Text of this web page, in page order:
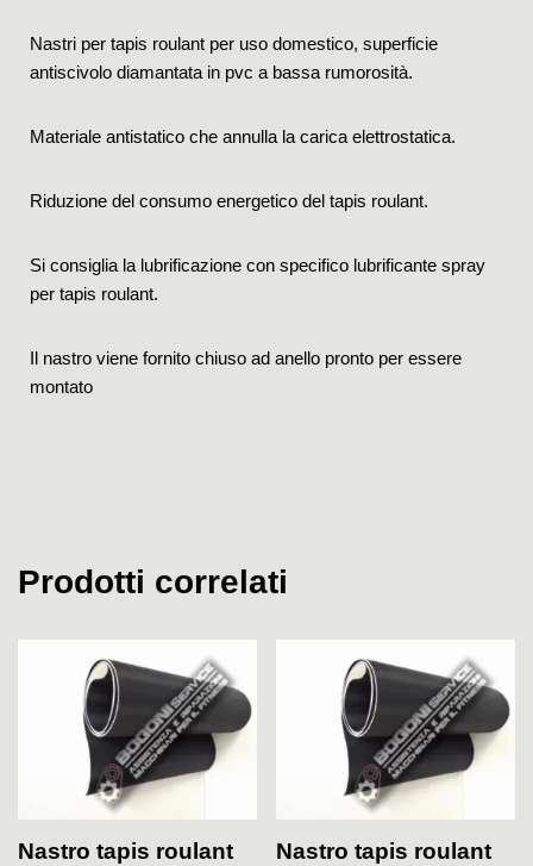
Nastri per tapis roulant per uso domestico, superficie
antiscivolo diamantata in pvc a bassa rumorosità.
Materiale antistatico che annulla la carica elettrostatica.
Riduzione del consumo energetico del tapis roulant.
Si consiglia la lubrificazione con specifico lubrificante spray
per tapis roulant.
Il nastro viene fornito chiuso ad anello pronto per essere
montato
Prodotti correlati
Nastro tapis roulant
Nastro tapis roulant